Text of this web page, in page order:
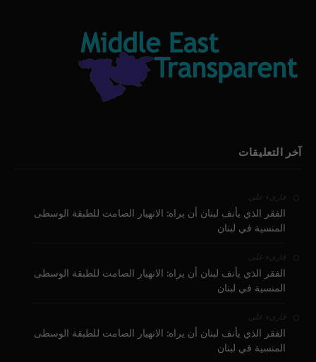
آخر التعليقات
قارىء على
الفقر الذي يأنف لبنان أن يراه: الانهيار الصامت للطبقة الوسطى
المنسية في لبنان
قارىء على
الفقر الذي يأنف لبنان أن يراه: الانهيار الصامت للطبقة الوسطى
المنسية في لبنان
قارىء على
الفقر الذي يأنف لبنان أن يراه: الانهيار الصامت للطبقة الوسطى
المنسية في لبنان